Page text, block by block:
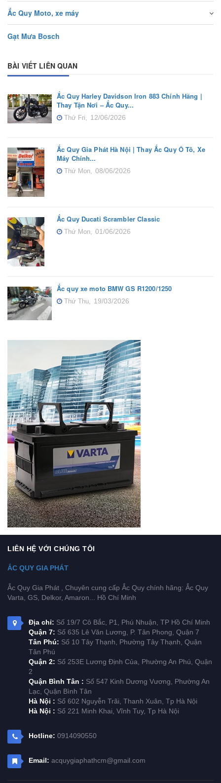
Ắc Quy Moto, xe máy
Gạt Mưa Bosch
BÀI VIẾT LIÊN QUAN
Ắc Quy Harley Davidson Iron 883 Chính Hãng |
Thay Tận Nơi – Ắc Quy...
Thứ Fri, 12/06/2026
Ắc Quy Gia Phát Hà Nội | Thay Ắc Quy Ô Tô, Xe
Máy Chính...
Thứ Mon, 08/06/2026
Ắc Quy Ducati Scrambler Classic
Thứ Mon, 01/06/2026
Ắc quy xe moto BMW GS R1200/1250
Thứ Thu, 19/03/2026
LIÊN HỆ VỚI CHÚNG TÔI
ẮC QUY GIA PHÁT
Ắc Quy Gia Phát , Chuyên cung cấp Ắc Quy chính hãng: Ắc Quy
Varta, GS, Delkor, Amaron... Hồ Chí Minh
Địa chỉ: Số 19/7 Cô Bắc, P1, Phú Nhuận, TP Hồ Chí Minh
Quận 7: Số 635 Lê Văn Lương, P. Tân Phong, Quận 7
Tân Phú: Số 10 Tây Thạnh, Phường Tây Thạnh, Quận
Tân Phú
Quận 2: Số 253E Lương Định Của, Phường An Phú, Quận
2
Quận Bình Tân : Số 547 Kinh Dương Vương, Phường An
Lạc, Quận Bình Tân
Hà Nội : Số 602 Nguyễn Trãi, Thanh Xuân, Tp Hà Nội
Hà Nội : Số 221 Minh Khai, Vĩnh Tuy, Tp Hà Nội
Hotline: 0914090550
Email: acquygiaphathcm@gmail.com